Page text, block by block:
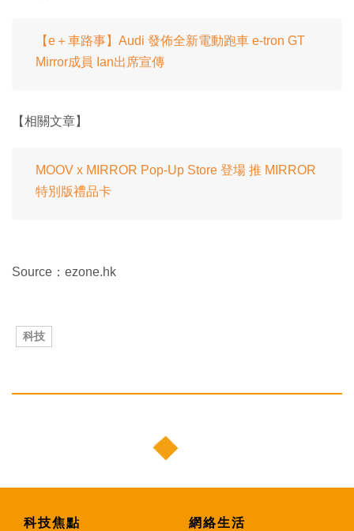
【e＋車路事】Audi 發佈全新電動跑車 e-tron GT
Mirror成員 Ian出席宣傳
【相關文章】
MOOV x MIRROR Pop-Up Store 登場 推 MIRROR
特別版禮品卡
Source：ezone.hk
科技
科技焦點 網絡生活